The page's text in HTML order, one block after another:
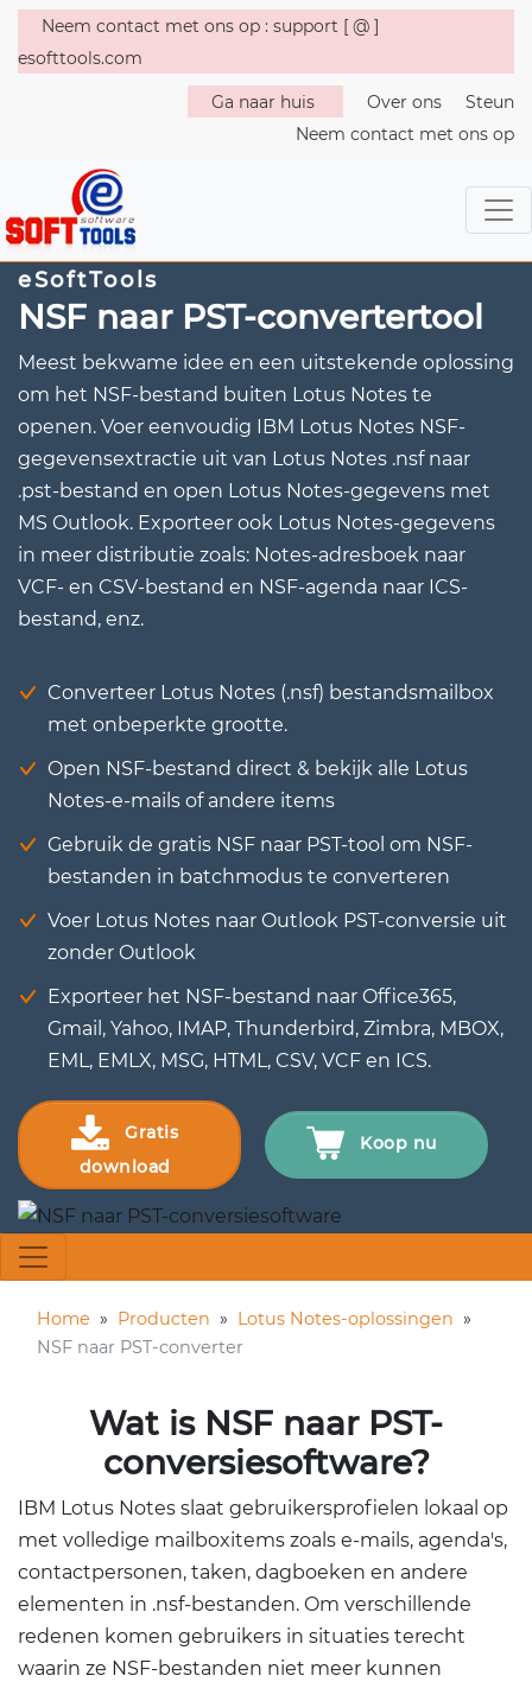
Neem contact met ons op : support [ @ ]
esofttools.com
Ga naar huis Over ons
Steun
Neem contact met ons op
eSoftTools
NSF naar PST-convertertool
Meest bekwame idee en een uitstekende oplossing
om het NSF-bestand buiten Lotus Notes te
openen. Voer eenvoudig IBM Lotus Notes NSF-
gegevensextractie uit van Lotus Notes .nsf naar
.pst-bestand en open Lotus Notes-gegevens met
MS Outlook. Exporteer ook Lotus Notes-gegevens
in meer distributie zoals: Notes-adresboek naar
VCF- en CSV-bestand en NSF-agenda naar ICS-
bestand, enz.
Converteer Lotus Notes (.nsf) bestandsmailbox
met onbeperkte grootte.
Open NSF-bestand direct & bekijk alle Lotus
Notes-e-mails of andere items
Gebruik de gratis NSF naar PST-tool om NSF-
bestanden in batchmodus te converteren
Voer Lotus Notes naar Outlook PST-conversie uit
zonder Outlook
Exporteer het NSF-bestand naar Office365,
Gmail, Yahoo, IMAP, Thunderbird, Zimbra, MBOX,
EML, EMLX, MSG, HTML, CSV, VCF en ICS.
Gratis
download
Koop nu
Home » Producten » Lotus Notes-oplossingen »
NSF naar PST-converter
Wat is NSF naar PST-
conversiesoftware?
IBM Lotus Notes slaat gebruikersprofielen lokaal op
met volledige mailboxitems zoals e-mails, agenda's,
contactpersonen, taken, dagboeken en andere
elementen in .nsf-bestanden. Om verschillende
redenen komen gebruikers in situaties terecht
waarin ze NSF-bestanden niet meer kunnen